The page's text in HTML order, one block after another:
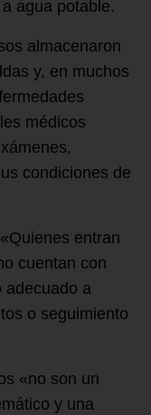
agua potable.
almacenaron
y, en muchos
médicos
condiciones de
entran
cuentan con
adecuado a
o seguimiento
«no son un
y una